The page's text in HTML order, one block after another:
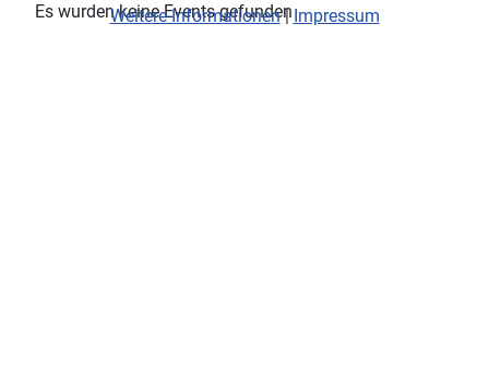
Es wurden keine Events gefunden
Weitere Informationen|Impressum